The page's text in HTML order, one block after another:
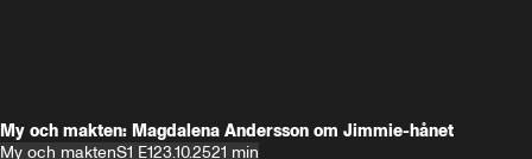
My och makten: Magdalena Andersson om Jimmie-hånet
My och maktenS1 E123.10.2521 min